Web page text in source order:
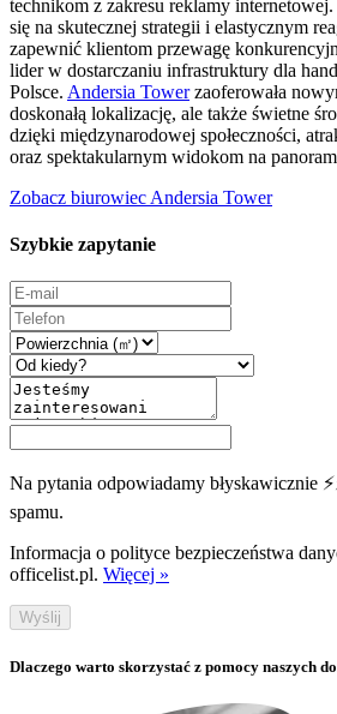
technikom z zakresu reklamy
się na skutecznej strategii i elastycznym
zapewnić klientom przewagę
lider w dostarczaniu infrastruktury dla
Polsce. Andersia Towerzaoferowała
doskonałą lokalizację, ale także świetne
dzięki międzynarodowej społeczności,
oraz spektakularnym widokom na
Zobacz biurowiec Andersia Tower
Szybkie zapytanie
Na pytania odpowiadamy błyskawicznie
spamu.
Informacja o polityce bezpieczeństwa
officelist.pl. Więcej »
Wyślij
Dlaczego warto skorzystać z pomocy naszych